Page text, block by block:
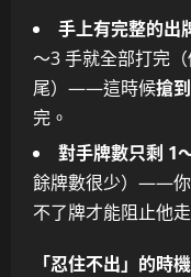
手上有完整的出
～3 手就全部打完
尾）——這時候搶
完。
對手牌數只剩 1
餘牌數很少）——
不了牌才能阻止他
「忍住不出」的時機